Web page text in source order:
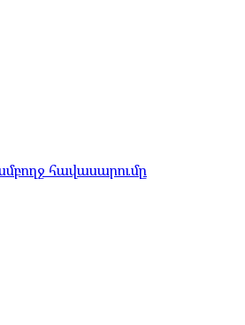
հավասարումը